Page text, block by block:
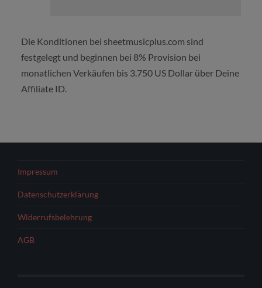
Die Konditionen bei sheetmusicplus.com sind
festgelegt und beginnen bei 8% Provision bei
monatlichen Verkäufen bis 3.750 US Dollar über Deine
Affiliate ID.
Impressum
Datenschutzerklärung
Widerrufsbelehrung
AGB